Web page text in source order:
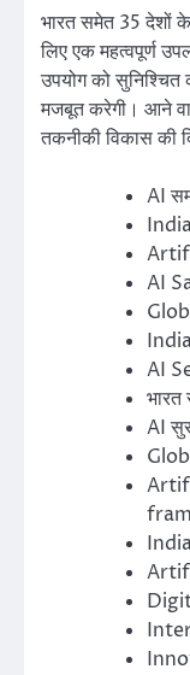
भारत समेत 35 देशों
लिए एक महत्वपूर्ण
उपयोग को
मजबूत करेगी। आने
तकनीकी विकास की
AI
AI
AI
AI